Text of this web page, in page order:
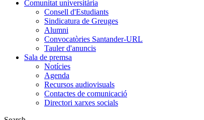
Comunitat universitària
Consell d'Estudiants
Sindicatura de Greuges
Alumni
Convocatòries Santander-URL
Tauler d'anuncis
Sala de premsa
Notícies
Agenda
Recursos audiovisuals
Contactes de comunicació
Directori xarxes socials